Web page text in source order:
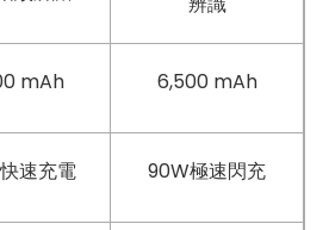
mAh 6,500 mAh
速充電 90W極速閃充